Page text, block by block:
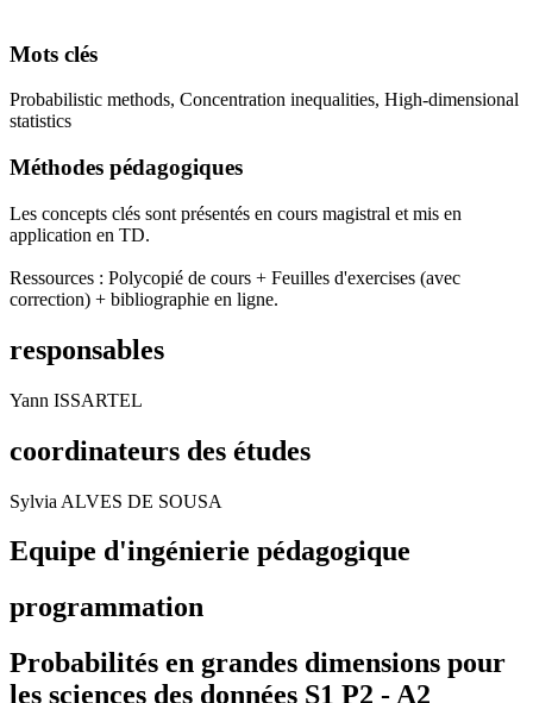
Mots clés
Probabilistic methods, Concentration inequalities, High-dimensional
statistics
Méthodes pédagogiques
Les concepts clés sont présentés en cours magistral et mis en
application en TD.
Ressources : Polycopié de cours + Feuilles d'exercises (avec
correction) + bibliographie en ligne.
responsables
Yann ISSARTEL
coordinateurs des études
Sylvia ALVES DE SOUSA
Equipe d'ingénierie pédagogique
programmation
Probabilités en grandes dimensions pour
les sciences des données S1 P2 -A2